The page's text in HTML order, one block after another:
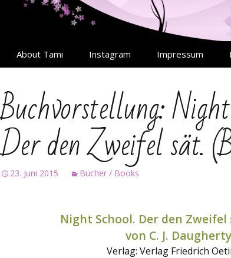
About Tami Instagram Impressum
Buchvorstellung:
Der den Zweifel sät.
23. Juni 2015 Bücher / Books
Night School. Der den Zweifel
von C. J. Daugherty
Verlag: Verlag Friedrich